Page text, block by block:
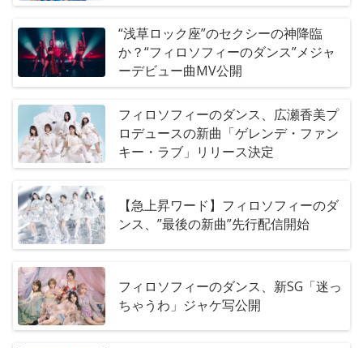
“浅草ロック座”のセクシーの神降臨
か？“フィロソフィーのダンス”メジャ
ーデビュー曲MV公開
フィロソフィーのダンス、広瀬香美プ
ロデュースの新曲「ゲレンデ・ファン
キー・ラブ」リリース決定
【急上昇ワード】フィロソフィーのダ
ンス、”最後の新曲”先行配信開始
フィロソフィーのダンス、新SG「迷っ
ちゃうわ」ジャケ写公開